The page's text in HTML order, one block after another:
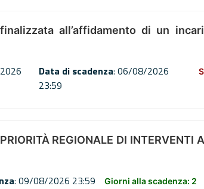
all’affidamento di un
Data di scadenza: 06/08/2026
23:59
REGIONALE DI INTERVENTI
: 09/08/2026 23:59 Giorni alla scadenza: 2